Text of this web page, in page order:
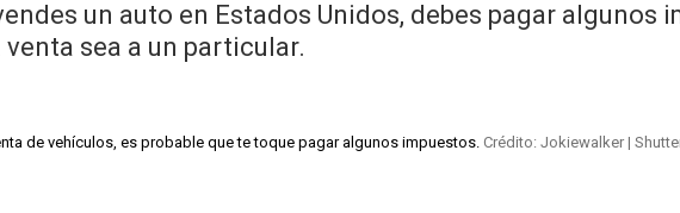
un auto en Estados Unidos, debes pagar algunos
venta sea a un particular.
de vehículos, es probable que te toque pagar algunos impuestos. Crédito: Jokiewalker |